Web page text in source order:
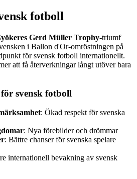
fotboll
Gerd Müller Trophy-triumf
i Ballon d'Or-omröstningen på
för svensk fotboll internationellt.
att få återverkningar långt utöver bara
svensk fotboll
: Ökad respekt för svenska
: Nya förebilder och drömmar
: Bättre chanser för svenska spelare
internationell bevakning av svensk